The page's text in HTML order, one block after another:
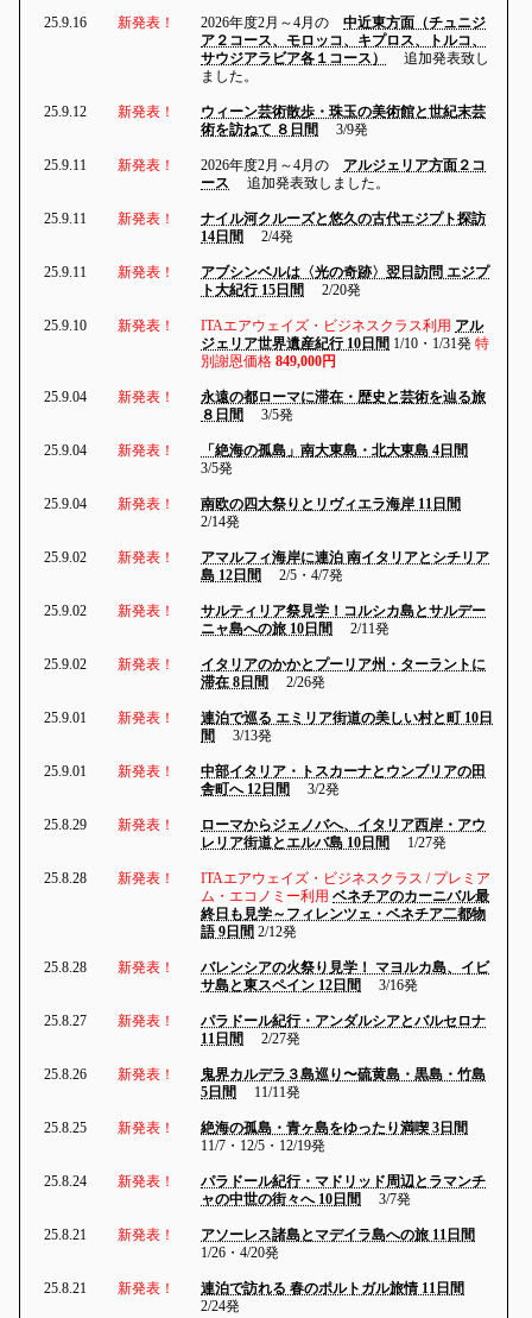
25.9.16 新発表！ 2026年度2月～4月の中近東方面（チュニジ
ア２コース、モロッコ、キプロス、トルコ、
サウジアラビア各１コース）
追加発表致し
ました。
25.9.12 新発表！
ウィーン芸術散歩・珠玉の美術館と世紀末芸
術を訪ねて ８日間
3/9発
25.9.11 新発表！ 2026年度2月～4月の アルジェリア方面２コ
ース
追加発表致しました。
25.9.11 新発表！
ナイル河クルーズと悠久の古代エジプト探訪
14日間
2/4発
25.9.11 新発表！
アブシンベルは〈光の奇跡〉翌日訪問 エジプ
ト大紀行 15日間
2/20発
25.9.10 新発表！ ITAエアウェイズ・ビジネスクラス利用 アル
ジェリア世界遺産紀行 10日間 1/10・1/31発特
別謝恩価格849,000円
25.9.04 新発表！
永遠の都ローマに滞在・歴史と芸術を辿る旅
８日間
3/5発
25.9.04 新発表！
「絶海の孤島」南大東島・北大東島 4日間
3/5発
25.9.04 新発表！
南欧の四大祭りとリヴィエラ海岸 11日間
2/14発
25.9.02 新発表！
アマルフィ海岸に連泊 南イタリアとシチリア
島 12日間
2/5・4/7発
25.9.02 新発表！
サルティリア祭見学！コルシカ島とサルデー
ニャ島への旅 10日間
2/11発
25.9.02 新発表！
イタリアのかかとプーリア州・ターラントに
滞在 8日間
2/26発
25.9.01 新発表！
連泊で巡る エミリア街道の美しい村と町 10日
間
3/13発
25.9.01 新発表！
中部イタリア・トスカーナとウンブリアの田
舎町へ 12日間
3/2発
25.8.29 新発表！
ローマからジェノバへ、イタリア西岸・アウ
レリア街道とエルバ島 10日間
1/27発
25.8.28 新発表！
ITAエアウェイズ・ビジネスクラス / プレミア
ム・エコノミー利用 ベネチアのカーニバル最
終日も見学～フィレンツェ・ベネチア二都物
語 9日間 2/12発
25.8.28 新発表！
バレンシアの火祭り見学！ マヨルカ島、イビ
サ島と東スペイン 12日間
3/16発
25.8.27 新発表！
パラドール紀行・アンダルシアとバルセロナ
11日間
2/27発
25.8.26 新発表！
鬼界カルデラ３島巡り〜硫黄島・黒島・竹島
5日間
11/11発
25.8.25 新発表！
絶海の孤島・青ヶ島をゆったり満喫 3日間
11/7・12/5・12/19発
25.8.24 新発表！
パラドール紀行・マドリッド周辺とラマンチ
ャの中世の街々へ 10日間
3/7発
25.8.21 新発表！
アソーレス諸島とマデイラ島への旅 11日間
1/26・4/20発
25.8.21 新発表！
連泊で訪れる 春のポルトガル旅情 11日間
2/24発